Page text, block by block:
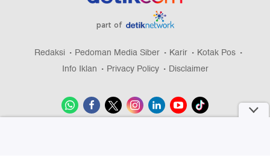
part of
Redaksi Pedoman Media Siber Karir
Kotak Pos
Info Iklan
Privacy Policy Disclaimer